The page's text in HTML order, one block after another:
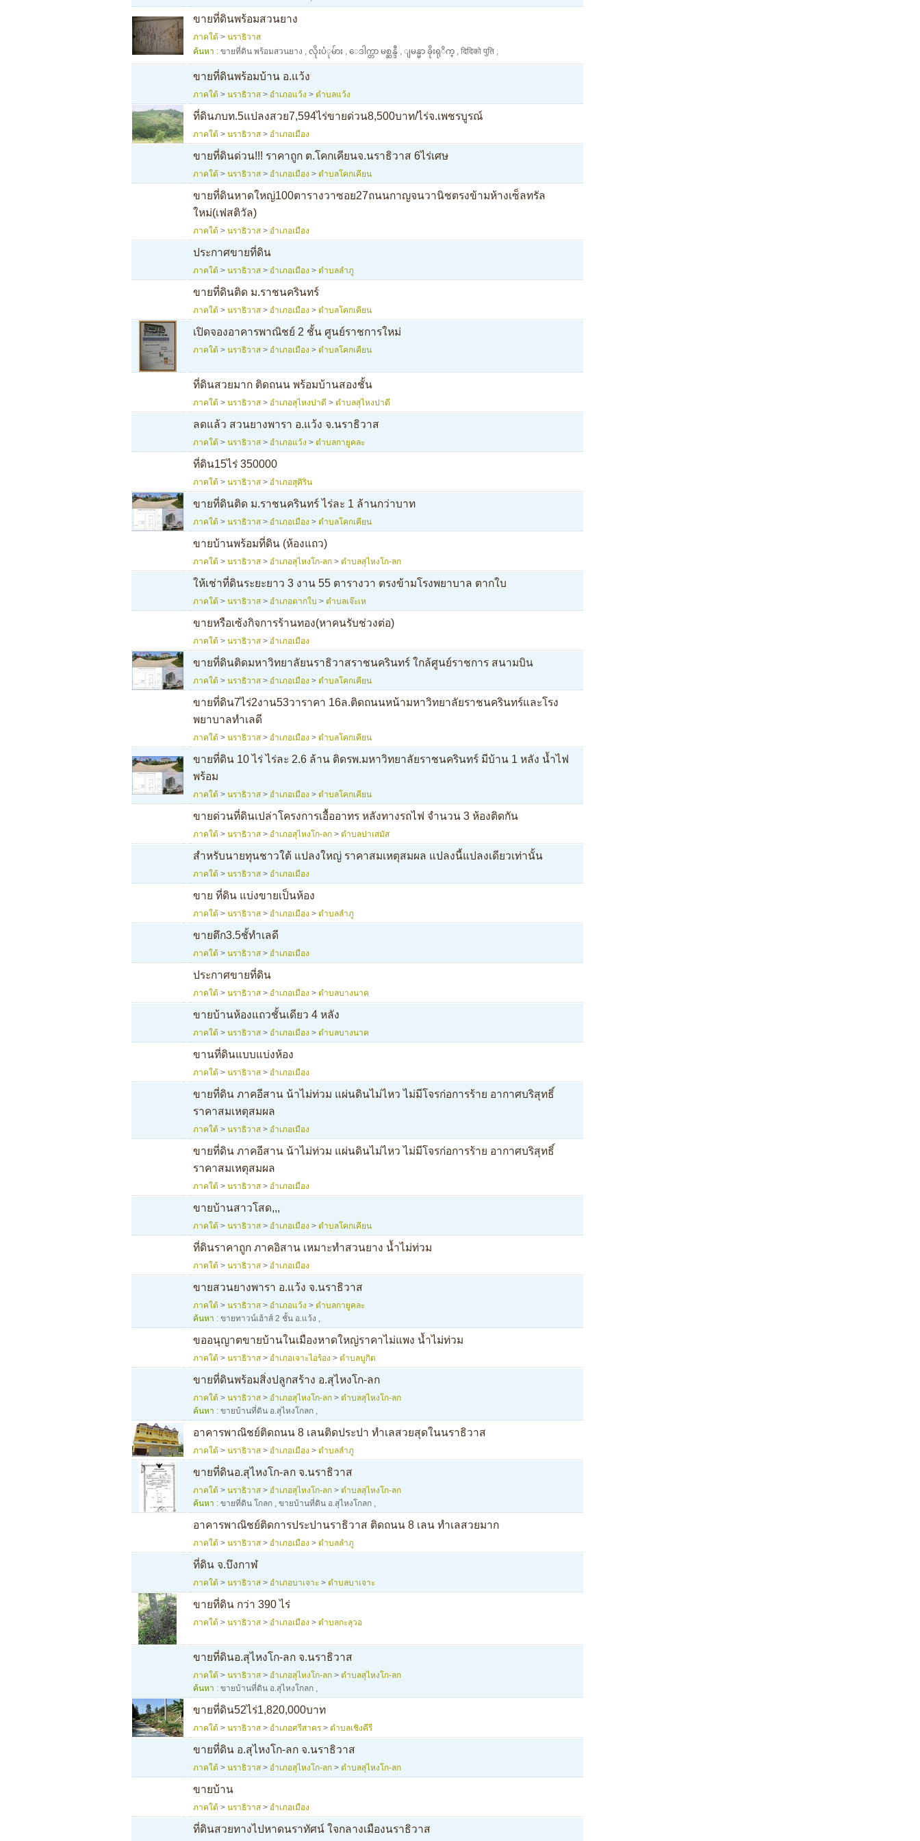
ขายที่ดินพร้อมสวนยาง
ภาคใต้ > นราธิวาส
ค้นหา : ขายที่ดิน พร้อมสวนยาง , လိုးပံုမ်ား ,ေဒါက္တာ မစ္ဆန္ဒီ ,ျမန္မာ ခိုးရုိက္ , दिदिको पुति ,
ขายที่ดินพร้อมบ้าน อ.แว้ง
ภาคใต้ > นราธิวาส > อำเภอแว้ง > ตำบลแว้ง
ที่ดินภบท.5แปลงสวย7,594ไร่ขายด่วน8,500บาท/ไร่จ.เพชรบูรณ์
ภาคใต้ > นราธิวาส > อำเภอเมือง
ขายที่ดินด่วน!!! ราคาถูก ต.โคกเคียนจ.นราธิวาส 6ไร่เศษ
ภาคใต้ > นราธิวาส > อำเภอเมือง > ตำบลโคกเคียน
ขายที่ดินหาดใหญ่100ตารางวาซอย27ถนนกาญจนวานิชตรงข้ามห้างเซ็ลทรัล
ใหม่(เฟสติวัล)
ภาคใต้ > นราธิวาส > อำเภอเมือง
ประกาศขายที่ดิน
ภาคใต้ > นราธิวาส > อำเภอเมือง > ตำบลลำภู
ขายที่ดินติด ม.ราชนครินทร์
ภาคใต้ > นราธิวาส > อำเภอเมือง > ตำบลโคกเคียน
เปิดจองอาคารพาณิชย์ 2 ชั้น ศูนย์ราชการใหม่
ภาคใต้ > นราธิวาส > อำเภอเมือง > ตำบลโคกเคียน
ที่ดินสวยมาก ติดถนน พร้อมบ้านสองชั้น
ภาคใต้ > นราธิวาส > อำเภอสุไหงปาดี > ตำบลสุไหงปาดี
ลดแล้ว สวนยางพารา อ.แว้ง จ.นราธิวาส
ภาคใต้ > นราธิวาส > อำเภอแว้ง > ตำบลกายูคละ
ที่ดิน15ไร่ 350000
ภาคใต้ > นราธิวาส > อำเภอสุคิริน
ขายที่ดินติด ม.ราชนครินทร์ ไร่ละ 1 ล้านกว่าบาท
ภาคใต้ > นราธิวาส > อำเภอเมือง > ตำบลโคกเคียน
ขายบ้านพร้อมที่ดิน (ห้องแถว)
ภาคใต้ > นราธิวาส > อำเภอสุไหงโก-ลก > ตำบลสุไหงโก-ลก
ให้เช่าที่ดินระยะยาว 3 งาน 55 ตารางวา ตรงข้ามโรงพยาบาล ตากใบ
ภาคใต้ > นราธิวาส > อำเภอตากใบ > ตำบลเจ๊ะเห
ขายหรือเซ้งกิจการร้านทอง(หาคนรับช่วงต่อ)
ภาคใต้ > นราธิวาส > อำเภอเมือง
ขายที่ดินติดมหาวิทยาลัยนราธิวาสราชนครินทร์ ใกล้ศูนย์ราชการ สนามบิน
ภาคใต้ > นราธิวาส > อำเภอเมือง > ตำบลโคกเคียน
ขายที่ดิน7ไร่2งาน53วาราคา 16ล.ติดถนนหน้ามหาวิทยาลัยราชนครินทร์และโรง
พยาบาลทำเลดี
ภาคใต้ > นราธิวาส > อำเภอเมือง > ตำบลโคกเคียน
ขายที่ดิน 10 ไร่ ไร่ละ 2.6 ล้าน ติดรพ.มหาวิทยาลัยราชนครินทร์ มีบ้าน 1 หลัง น้ำไฟ
พร้อม
ภาคใต้ > นราธิวาส > อำเภอเมือง > ตำบลโคกเคียน
ขายด่วนที่ดินเปล่าโครงการเอื้ออาทร หลังทางรถไฟ จำนวน 3 ห้องติดกัน
ภาคใต้ > นราธิวาส > อำเภอสุไหงโก-ลก > ตำบลปาเสมัส
สำหรับนายทุนชาวใต้ แปลงใหญ่ ราคาสมเหตุสมผล แปลงนี้แปลงเดียวเท่านั้น
ภาคใต้ > นราธิวาส > อำเภอเมือง
ขาย ที่ดิน แบ่งขายเป็นห้อง
ภาคใต้ > นราธิวาส > อำเภอเมือง > ตำบลลำภู
ขายตึก3.5ชั้ทำเลดี
ภาคใต้ > นราธิวาส > อำเภอเมือง
ประกาศขายที่ดิน
ภาคใต้ > นราธิวาส > อำเภอเมือง > ตำบลบางนาค
ขายบ้านห้องแถวชั้นเดียว 4 หลัง
ภาคใต้ > นราธิวาส > อำเภอเมือง > ตำบลบางนาค
ขานที่ดินแบบแบ่งห้อง
ภาคใต้ > นราธิวาส > อำเภอเมือง
ขายที่ดิน ภาคอีสาน น้าไม่ท่วม แผ่นดินไม่ไหว ไม่มีโจรก่อการร้าย อากาศบริสุทธิ์
ราคาสมเหตุสมผล
ภาคใต้ > นราธิวาส > อำเภอเมือง
ขายที่ดิน ภาคอีสาน น้าไม่ท่วม แผ่นดินไม่ไหว ไม่มีโจรก่อการร้าย อากาศบริสุทธิ์
ราคาสมเหตุสมผล
ภาคใต้ > นราธิวาส > อำเภอเมือง
ขายบ้านสาวโสด,,,
ภาคใต้ > นราธิวาส > อำเภอเมือง > ตำบลโคกเคียน
ที่ดินราคาถูก ภาคอิสาน เหมาะทำสวนยาง น้ำไม่ท่วม
ภาคใต้ > นราธิวาส > อำเภอเมือง
ขายสวนยางพารา อ.แว้ง จ.นราธิวาส
ภาคใต้ > นราธิวาส > อำเภอแว้ง > ตำบลกายูคละ
ค้นหา : ขายทาวน์เฮ้าส์ 2 ชั้น อ.แว้ง ,
ขออนุญาตขายบ้านในเมืองหาดใหญ่ราคาไม่แพง น้ำไม่ท่วม
ภาคใต้ > นราธิวาส > อำเภอเจาะไอร้อง > ตำบลบูกิต
ขายที่ดินพร้อมสิ่งปลูกสร้าง อ.สุไหงโก-ลก
ภาคใต้ > นราธิวาส > อำเภอสุไหงโก-ลก > ตำบลสุไหงโก-ลก
ค้นหา : ขายบ้านที่ดิน อ.สุไหงโกลก ,
อาคารพาณิชย์ติดถนน 8 เลนติดประปา ทำเลสวยสุดในนราธิวาส
ภาคใต้ > นราธิวาส > อำเภอเมือง > ตำบลลำภู
ขายที่ดินอ.สุไหงโก-ลก จ.นราธิวาส
ภาคใต้ > นราธิวาส > อำเภอสุไหงโก-ลก > ตำบลสุไหงโก-ลก
ค้นหา : ขายที่ดิน โกลก , ขายบ้านที่ดิน อ.สุไหงโกลก ,
อาคารพาณิชย์ติดการประปานราธิวาส ติดถนน 8 เลน ทำเลสวยมาก
ภาคใต้ > นราธิวาส > อำเภอเมือง > ตำบลลำภู
ที่ดิน จ.บึงกาฬ
ภาคใต้ > นราธิวาส > อำเภอบาเจาะ > ตำบลบาเจาะ
ขายที่ดิน กว่า 390 ไร่
ภาคใต้ > นราธิวาส > อำเภอเมือง > ตำบลกะลุวอ
ขายที่ดินอ.สุไหงโก-ลก จ.นราธิวาส
ภาคใต้ > นราธิวาส > อำเภอสุไหงโก-ลก > ตำบลสุไหงโก-ลก
ค้นหา : ขายบ้านที่ดิน อ.สุไหงโกลก ,
ขายที่ดิน52ไร่1,820,000บาท
ภาคใต้ > นราธิวาส > อำเภอศรีสาคร > ตำบลเชิงคีรี
ขายที่ดิน อ.สุไหงโก-ลก จ.นราธิวาส
ภาคใต้ > นราธิวาส > อำเภอสุไหงโก-ลก > ตำบลสุไหงโก-ลก
ขายบ้าน
ภาคใต้ > นราธิวาส > อำเภอเมือง
ที่ดินสวยทางไปหาดนราทัศน์ ใจกลางเมืองนราธิวาส